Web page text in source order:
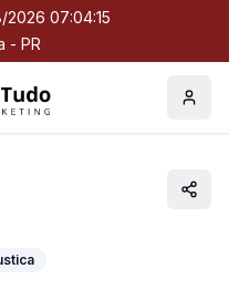
07:04:15
- PR
Perfil